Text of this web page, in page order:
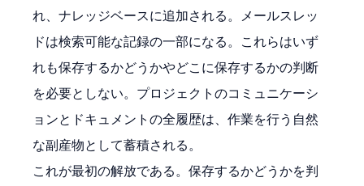
れ、ナレッジベースに追加される。メールスレッ
ドは検索可能な記録の一部になる。これらはいず
れも保存するかどうかやどこに保存するかの判断
を必要としない。プロジェクトのコミュニケーシ
ョンとドキュメントの全履歴は、作業を行う自然
な副産物として蓄積される。
これが最初の解放である。保存するかどうかを判